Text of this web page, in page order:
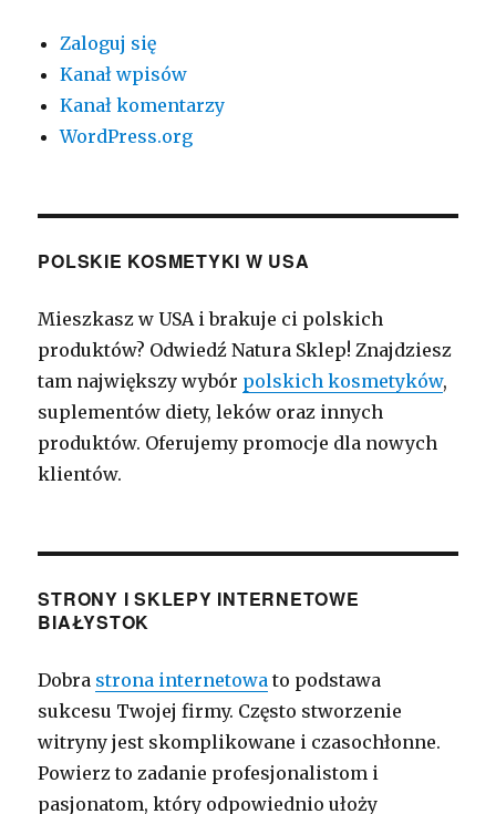
Zaloguj się
Kanał wpisów
Kanał komentarzy
WordPress.org
POLSKIE KOSMETYKI W USA
Mieszkasz w USA i brakuje ci polskich
produktów? Odwiedź Natura Sklep! Znajdziesz
tam największy wybór polskich kosmetyków,
suplementów diety, leków oraz innych
produktów. Oferujemy promocje dla nowych
klientów.
STRONY I SKLEPY INTERNETOWE
BIAŁYSTOK
Dobra strona internetowa to podstawa
sukcesu Twojej firmy. Często stworzenie
witryny jest skomplikowane i czasochłonne.
Powierz to zadanie profesjonalistom i
pasjonatom, który odpowiednio ułoży